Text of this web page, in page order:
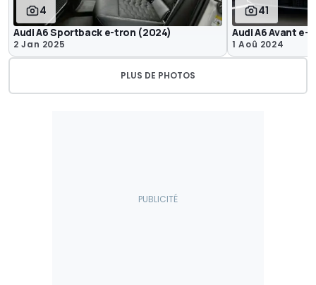
4
Audi A6 Sportback e-tron (2024)
2 Jan 2025
41
Audi A6 Avant
1 Aoû 2024
PLUS DE PHOTOS